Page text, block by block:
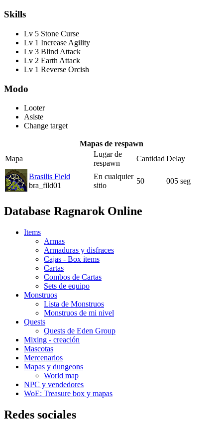
Skills
Lv 5 Stone Curse
Lv 1 Increase Agility
Lv 3 Blind Attack
Lv 2 Earth Attack
Lv 1 Reverse Orcish
Modo
Looter
Asiste
Change target
Mapas de respawn
Mapa
Lugar de
respawn
Cantidad Delay
Brasilis Field
bra_fild01
En cualquier
sitio
50 005 seg
Database Ragnarok Online
Items
Armas
Armaduras y disfraces
Cajas - Box items
Cartas
Combos de Cartas
Sets de equipo
Monstruos
Lista de Monstruos
Monstruos de mi nivel
Quests
Quests de Eden Group
Mixing - creación
Mascotas
Mercenarios
Mapas y dungeons
World map
NPC y vendedores
WoE: Treasure box y mapas
Redes sociales